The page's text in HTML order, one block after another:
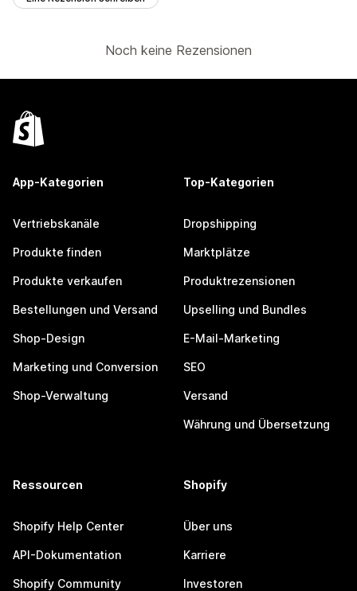
Noch keine Rezensionen
App-Kategorien
Vertriebskanäle
Produkte finden
Produkte verkaufen
Bestellungen und Versand
Shop-Design
Marketing und Conversion
Shop-Verwaltung
Top-Kategorien
Dropshipping
Marktplätze
Produktrezensionen
Upselling und Bundles
E-Mail-Marketing
SEO
Versand
Währung und Übersetzung
Ressourcen
Shopify Help Center
API-Dokumentation
Shopify Community
Shopify
Über uns
Karriere
Investoren